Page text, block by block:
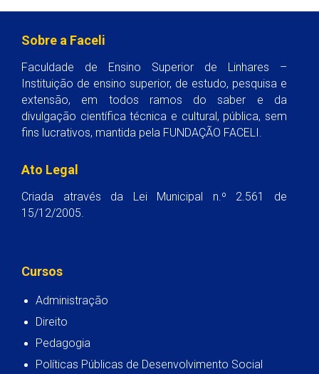
Sobre a Faceli
Faculdade de Ensino Superior de Linhares –
Instituição de ensino superior, de estudo, pesquisa e
extensão, em todos ramos do saber e da
divulgação científica técnica e cultural, pública, sem
fins lucrativos, mantida pela FUNDAÇÃO FACELI.
Ato Legal
Criada através da Lei Municipal n.º 2.561 de
15/12/2005.
Cursos
Administração
Direito
Pedagogia
Políticas Públicas de Desenvolvimento Social